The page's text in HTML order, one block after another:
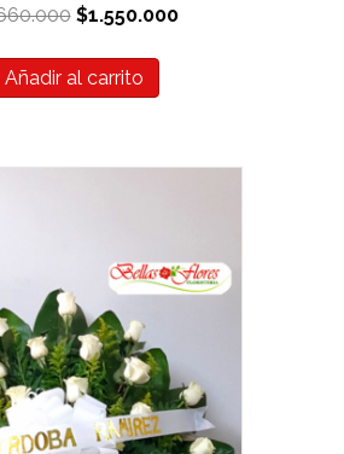
El
original
era:
$1.550.000El
Añadir al carrito